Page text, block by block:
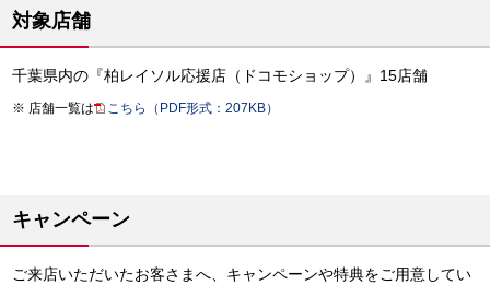
対象店舗
千葉県内の『柏レイソル応援店（ドコモショップ）』15店舗
店舗一覧は こちら（PDF形式：207KB）
キャンペーン
ご来店いただいたお客さまへ、キャンペーンや特典をご用意してい